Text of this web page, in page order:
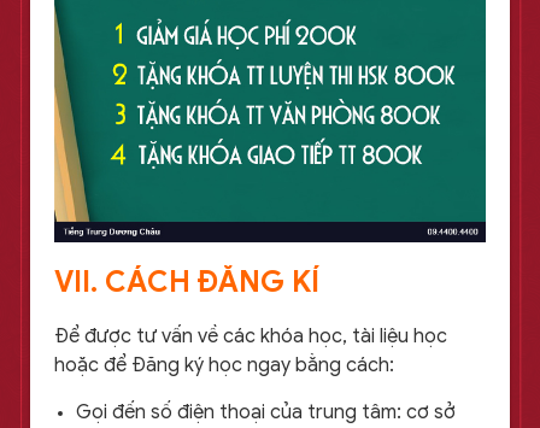
VII. CÁCH ĐĂNG KÍ
Để được tư vấn về các khóa học, tài liệu học
hoặc để Đăng ký học ngay bằng cách:
Gọi đến số điện thoại của trung tâm: cơ sở